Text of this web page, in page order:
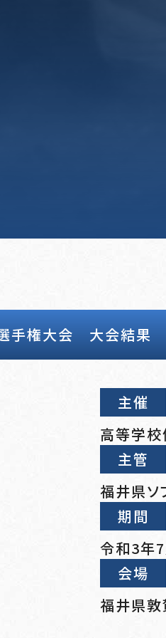
手権大会 大会結果
主催
高等学
主管
福井県ソ
期間
令和3年7
会場
福井県敦